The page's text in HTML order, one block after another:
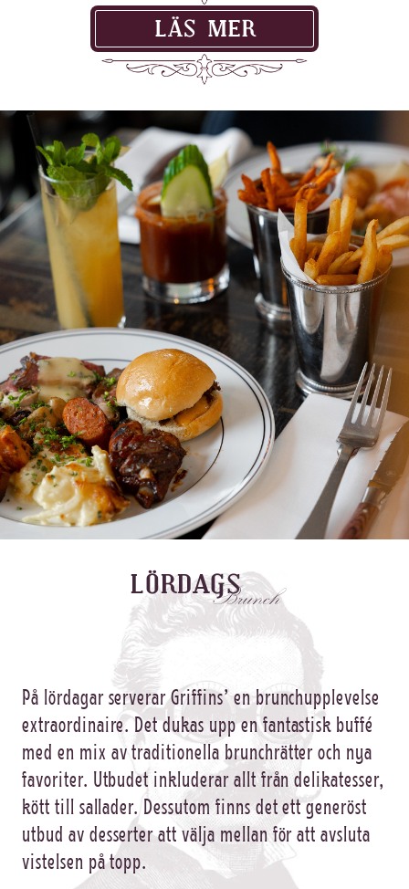
LÄS MER
LÖRDAGS
Brunch
På lördagar serverar Griffins’ en brunchupplevelse
extraordinaire. Det dukas upp en fantastisk buffé
med en mix av traditionella brunchrätter och nya
favoriter. Utbudet inkluderar allt från delikatesser,
kött till sallader. Dessutom finns det ett generöst
utbud av desserter att välja mellan för att avsluta
vistelsen på topp.